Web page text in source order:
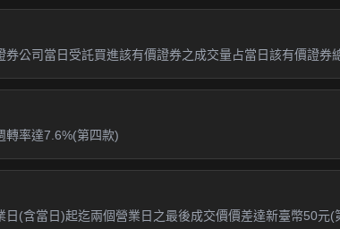
公司當日受託買進該有價證券之成交量占當日該有價證券
轉率達7.6%(第四款)
(含當日)起迄兩個營業日之最後成交價價差達新臺幣50元(